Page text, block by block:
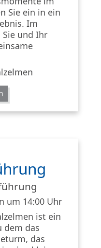
Sie ein in ein
Im
Sie und Ihr
um 14:00 Uhr
ist ein
dem das
das